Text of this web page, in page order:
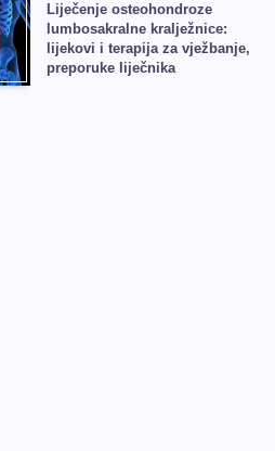
Liječenje osteohondroze
lumbosakralne kralježnice:
lijekovi i terapija za vježbanje,
preporuke liječnika